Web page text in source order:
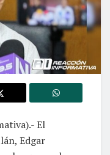
El
Edgar